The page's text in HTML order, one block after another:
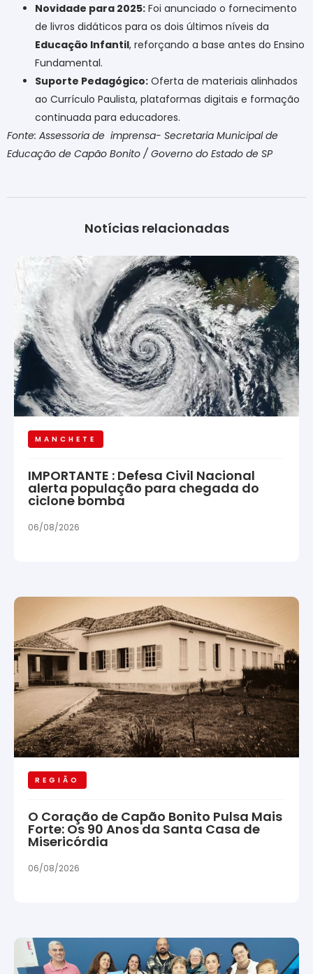
Novidade para 2025: Foi anunciado o fornecimento
de livros didáticos para os dois últimos níveis da
Educação Infantil, reforçando a base antes do Ensino
Fundamental.
Suporte Pedagógico: Oferta de materiais alinhados
ao Currículo Paulista, plataformas digitais e formação
continuada para educadores.
Fonte: Assessoria de imprensa- Secretaria Municipal de
Educação de Capão Bonito / Governo do Estado de SP
Notícias relacionadas
MANCHETE
IMPORTANTE : Defesa Civil Nacional
alerta população para chegada do
ciclone bomba
06/08/2026
REGIÃO
O Coração de Capão Bonito Pulsa Mais
Forte: Os 90 Anos da Santa Casa de
Misericórdia
06/08/2026